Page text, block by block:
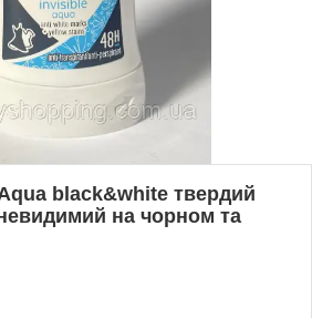
black&white твердий
на чорном та